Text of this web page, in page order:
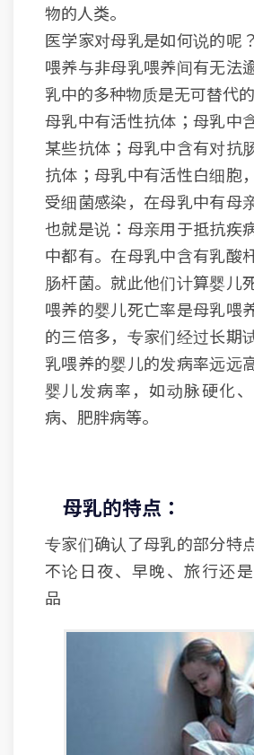
物的人类。
医学家对母乳是如何说的呢
喂养与非母乳喂养间有无法
乳中的多种物质是无可替代
母乳中有活性抗体；母乳中
某些抗体；母乳中含有对抗
抗体；母乳中有活性白细胞
受细菌感染，在母乳中有母
也就是说：母亲用于抵抗疾
中都有。在母乳中含有乳酸
肠杆菌。就此他们计算婴儿
喂养的婴儿死亡率是母乳喂
的三倍多，专家们经过长期
乳喂养的婴儿的发病率远远
婴儿发病率，如动脉硬化
病、肥胖病等。
母乳的特点：
专家们确认了母乳的部分特
不论日夜、早晚、旅行还
品